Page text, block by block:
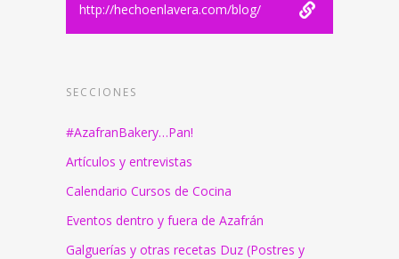
http://hechoenlavera.com/blog/
SECCIONES
#AzafranBakery…Pan!
Artículos y entrevistas
Calendario Cursos de Cocina
Eventos dentro y fuera de Azafrán
Galguerías y otras recetas Duz (Postres y